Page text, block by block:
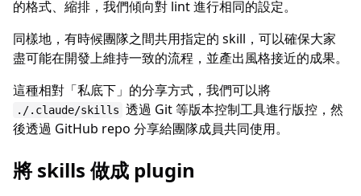
的格式、縮排，我們傾向對 lint 進行相同的設定。
同樣地，有時候團隊之間共用指定的 skill，可以確保大家
盡可能在開發上維持一致的流程，並產出風格接近的成果。
這種相對「私底下」的分享方式，我們可以將
./.claude/skills 透過 Git 等版本控制工具進行版控，然
後透過 GitHub repo 分享給團隊成員共同使用。
將 skills 做成 plugin